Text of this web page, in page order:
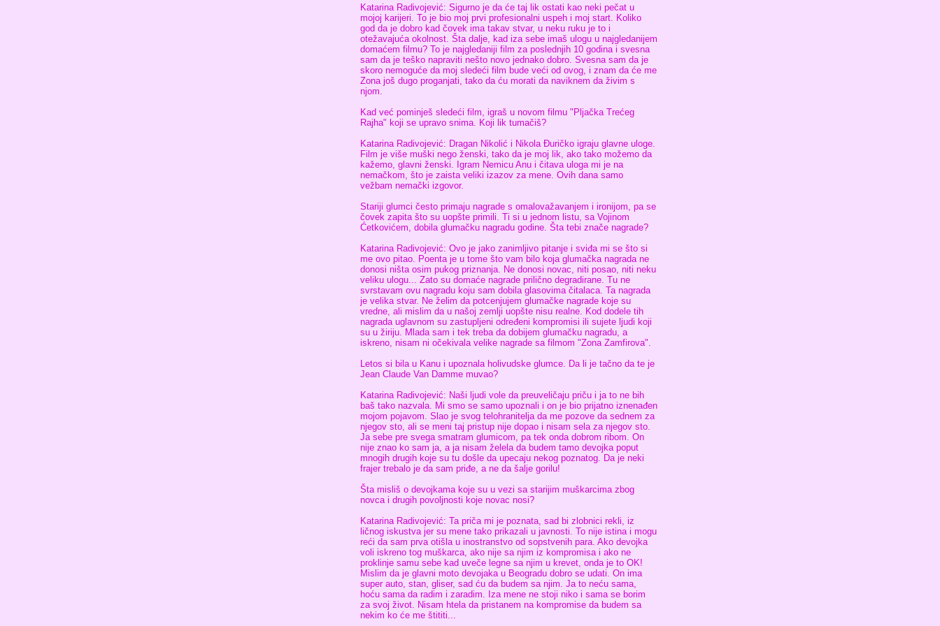
Katarina Radivojević: Sigurno je da će taj lik ostati kao neki pečat u
mojoj karijeri. To je bio moj prvi profesionalni uspeh i moj start. Koliko
god da je dobro kad čovek ima takav stvar, u neku ruku je to i
otežavajuća okolnost. Šta dalje, kad iza sebe imaš ulogu u najgledanijem
domaćem filmu? To je najgledaniji film za poslednjih 10 godina i svesna
sam da je teško napraviti nešto novo jednako dobro. Svesna sam da je
skoro nemoguće da moj sledeći film bude veći od ovog, i znam da će me
Zona još dugo proganjati, tako da ću morati da naviknem da živim s
njom.
Kad već pominješ sledeći film, igraš u novom filmu "Pljačka Trećeg
Rajha" koji se upravo snima. Koji lik tumačiš?
Katarina Radivojević: Dragan Nikolić i Nikola Đuričko igraju glavne uloge.
Film je više muški nego ženski, tako da je moj lik, ako tako možemo da
kažemo, glavni ženski. Igram Nemicu Anu i čitava uloga mi je na
nemačkom, što je zaista veliki izazov za mene. Ovih dana samo
vežbam nemački izgovor.
Stariji glumci često primaju nagrade s omalovažavanjem i ironijom, pa se
čovek zapita što su uopšte primili. Ti si u jednom listu, sa Vojinom
Ćetkovićem, dobila glumačku nagradu godine. Šta tebi znače nagrade?
Katarina Radivojević: Ovo je jako zanimljivo pitanje i sviđa mi se što si
me ovo pitao. Poenta je u tome što vam bilo koja glumačka nagrada ne
donosi ništa osim pukog priznanja. Ne donosi novac, niti posao, niti neku
veliku ulogu... Zato su domaće nagrade prilično degradirane. Tu ne
svrstavam ovu nagradu koju sam dobila glasovima čitalaca. Ta nagrada
je velika stvar. Ne želim da potcenjujem glumačke nagrade koje su
vredne, ali mislim da u našoj zemlji uopšte nisu realne. Kod dodele tih
nagrada uglavnom su zastupljeni određeni kompromisi ili sujete ljudi koji
su u žiriju. Mlada sam i tek treba da dobijem glumačku nagradu, a
iskreno, nisam ni očekivala velike nagrade sa filmom "Zona Zamfirova".
Letos si bila u Kanu i upoznala holivudske glumce. Da li je tačno da te je
Jean Claude Van Damme muvao?
Katarina Radivojević: Naši ljudi vole da preuveličaju priču i ja to ne bih
baš tako nazvala. Mi smo se samo upoznali i on je bio prijatno iznenađen
mojom pojavom. Slao je svog telohranitelja da me pozove da sednem za
njegov sto, ali se meni taj pristup nije dopao i nisam sela za njegov sto.
Ja sebe pre svega smatram glumicom, pa tek onda dobrom ribom. On
nije znao ko sam ja, a ja nisam želela da budem tamo devojka poput
mnogih drugih koje su tu došle da upecaju nekog poznatog. Da je neki
frajer trebalo je da sam priđe, a ne da šalje gorilu!
Šta misliš o devojkama koje su u vezi sa starijim muškarcima zbog
novca i drugih povoljnosti koje novac nosi?
Katarina Radivojević: Ta priča mi je poznata, sad bi zlobnici rekli, iz
ličnog iskustva jer su mene tako prikazali u javnosti. To nije istina i mogu
reći da sam prva otišla u inostranstvo od sopstvenih para. Ako devojka
voli iskreno tog muškarca, ako nije sa njim iz kompromisa i ako ne
proklinje samu sebe kad uveče legne sa njim u krevet, onda je to OK!
Mislim da je glavni moto devojaka u Beogradu dobro se udati. On ima
super auto, stan, gliser, sad ću da budem sa njim. Ja to neću sama,
hoću sama da radim i zaradim. Iza mene ne stoji niko i sama se borim
za svoj život. Nisam htela da pristanem na kompromise da budem sa
nekim ko će me štititi...